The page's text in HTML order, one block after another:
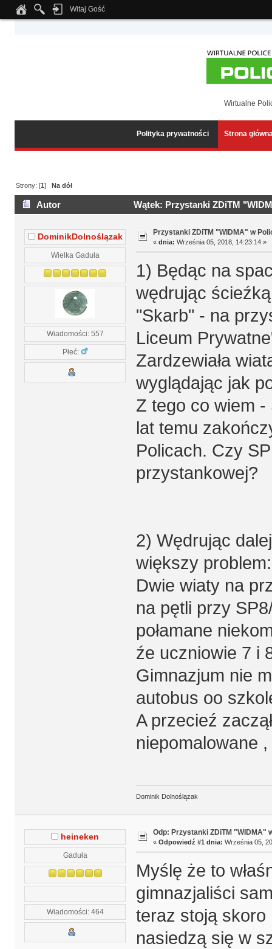
Notice: Undefined index: tapatalk_body_hook in
Witaj Gość
Wirtualne
Polityka prywatności Strona
Strony: [1]Na dół
Autor Wątek: Przystanki ZDiTM
DominikDolnoślązak
Wielka Gaduła
Wiadomości: 557
Płeć:
Przystanki ZDiTM "WIDMA" w
« dnia: Września 05, 2018, 14:23:14 »
1) Będąc na
wędrując
"Skarb" - na
Liceum
Zardzewiała
wyglądając jak
Z tego co wiem -
lat temu
Policach. Czy
przystankowej?
2) Wędrując
większy problem:
Dwie wiaty na
na pętli przy
połamane
źe uczniowie 7 i
Gimnazjum nie
autobus oo
A przecieź
niepomalowane
Dominik Dolnoślązak
heineken
Gaduła
Wiadomości: 464
Odp: Przystanki ZDiTM "WIDMA"
« Odpowiedź #1 dnia: Września 05,
Myślę że to
gimnazjaliści
teraz stoją skoro
nasiedzą się w